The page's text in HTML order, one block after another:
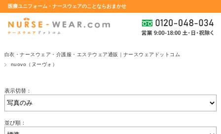
医療ユニフォーム・ナースウェアのことならおまかせ
白衣・ナースウェア・介護服・エステウェア通販｜ナースウェアドットコム
nuovo（ヌーヴォ）
表示切替：
並び順：